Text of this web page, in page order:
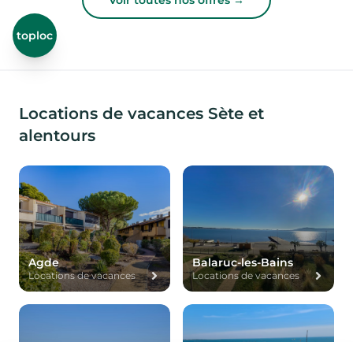
toploc
Locations de vacances Sète et
alentours
Agde
Locations de vacances
Balaruc-les-Bains
Locations de vacances